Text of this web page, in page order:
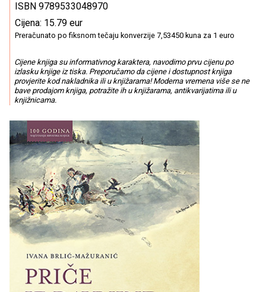
ISBN 9789533048970
Cijena: 15.79 eur
Preračunato po fiksnom tečaju konverzije 7,53450 kuna za 1 euro
Cijene knjiga su informativnog karaktera, navodimo prvu cijenu po
izlasku knjige iz tiska. Preporučamo da cijene i dostupnost knjiga
provjerite kod nakladnika ili u knjižarama! Moderna vremena više se ne
bave prodajom knjiga, potražite ih u knjižarama, antikvarijatima ili u
knjižnicama.